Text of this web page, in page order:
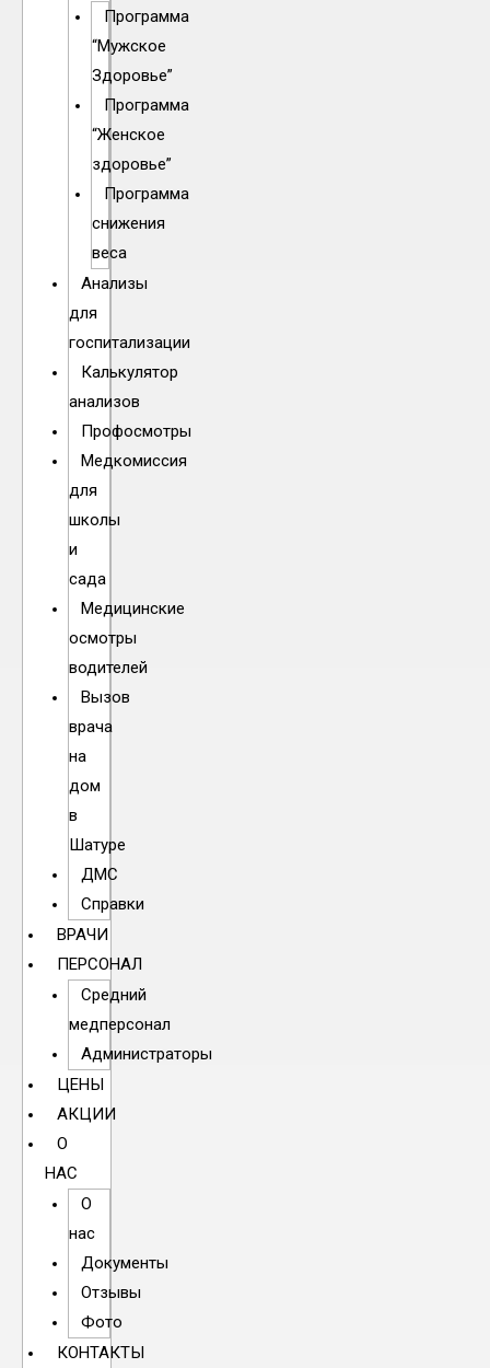
Программа
“Мужское
Здоровье”
Программа
“Женское
здоровье”
Программа
снижения
веса
Анализы
для
госпитализации
Калькулятор
анализов
Профосмотры
Медкомиссия
для
школы
и
сада
Медицинские
осмотры
водителей
Вызов
врача
на
дом
в
Шатуре
ДМС
Справки
ВРАЧИ
ПЕРСОНАЛ
Средний
медперсонал
Администраторы
ЦЕНЫ
АКЦИИ
О
НАС
О
нас
Документы
Отзывы
Фото
КОНТАКТЫ